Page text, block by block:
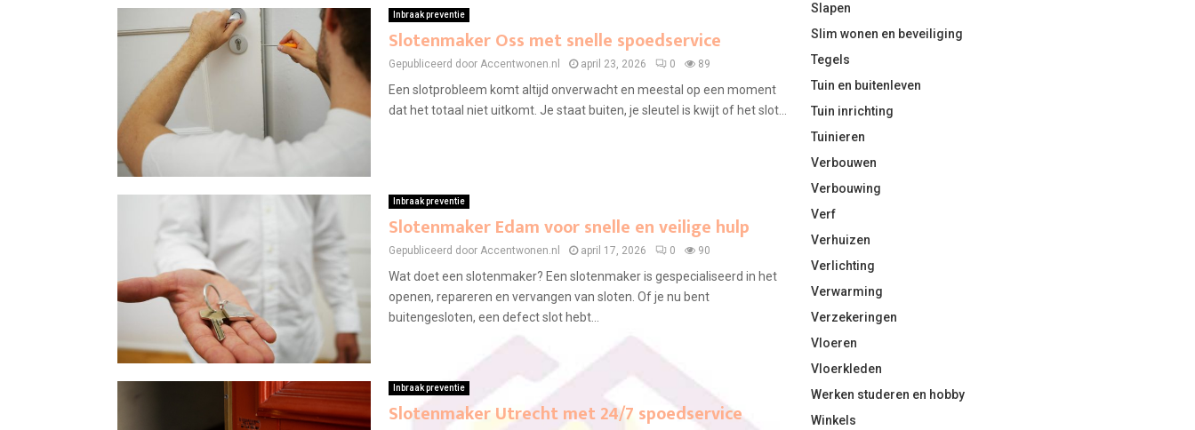
Inbraak preventie
Slotenmaker Oss met snelle spoedservice
Gepubliceerd door Accentwonen.nl april 23, 2026 0 89
Een slotprobleem komt altijd onverwacht en meestal op een moment
dat het totaal niet uitkomt. Je staat buiten, je sleutel is kwijt of het slot...
Inbraak preventie
Slotenmaker Edam voor snelle en veilige hulp
Gepubliceerd door Accentwonen.nl april 17, 2026 0 90
Wat doet een slotenmaker? Een slotenmaker is gespecialiseerd in het
openen, repareren en vervangen van sloten. Of je nu bent
buitengesloten, een defect slot hebt...
Inbraak preventie
Slotenmaker Utrecht met 24/7 spoedservice
Slapen
Slim wonen en beveiliging
Tegels
Tuin en buitenleven
Tuin inrichting
Tuinieren
Verbouwen
Verbouwing
Verf
Verhuizen
Verlichting
Verwarming
Verzekeringen
Vloeren
Vloerkleden
Werken studeren en hobby
Winkels